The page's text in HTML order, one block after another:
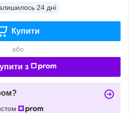
24 дні
Купити
або
з